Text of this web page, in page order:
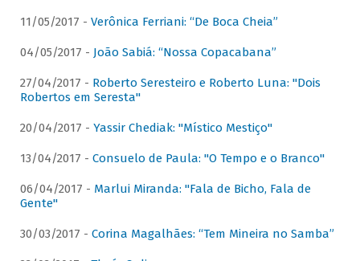
11/05/2017 - Verônica Ferriani: “De Boca Cheia”
04/05/2017 - João Sabiá: “Nossa Copacabana”
27/04/2017 - Roberto Seresteiro e Roberto Luna: "Dois
Robertos em Seresta"
20/04/2017 - Yassir Chediak: "Místico Mestiço"
13/04/2017 - Consuelo de Paula: "O Tempo e o Branco"
06/04/2017 - Marlui Miranda: "Fala de Bicho, Fala de
Gente"
30/03/2017 - Corina Magalhães: “Tem Mineira no Samba”